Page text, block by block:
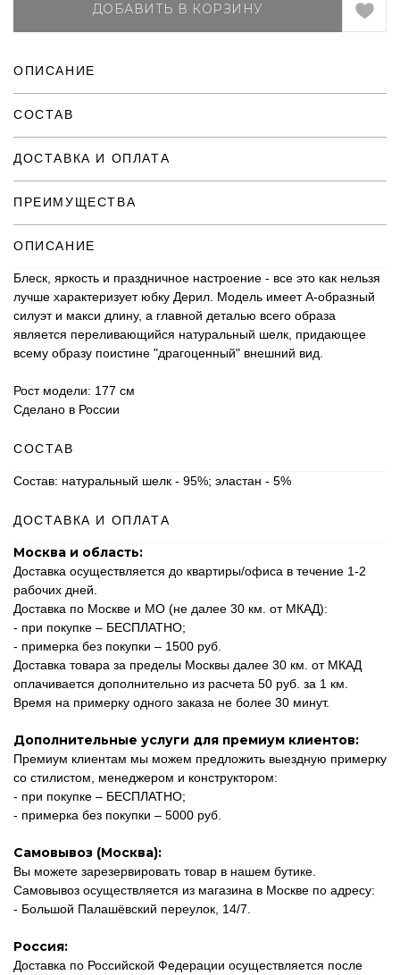
ДОБАВИТЬ В КОРЗИНУ
ОПИСАНИЕ
СОСТАВ
ДОСТАВКА И ОПЛАТА
ПРЕИМУЩЕСТВА
ОПИСАНИЕ
Блеск, яркость и праздничное настроение - все это как нельзя
лучше характеризует юбку Дерил. Модель имеет А-образный
силуэт и макси длину, а главной деталью всего образа
является переливающийся натуральный шелк, придающее
всему образу поистине "драгоценный" внешний вид.
Рост модели: 177 см
Сделано в России
СОСТАВ
Состав: натуральный шелк - 95%; эластан - 5%
ДОСТАВКА И ОПЛАТА
Москва и область:
Доставка осуществляется до квартиры/офиса в течение 1-2
рабочих дней.
Доставка по Москве и МО (не далее 30 км. от МКАД):
- при покупке – БЕСПЛАТНО;
- примерка без покупки – 1500 руб.
Доставка товара за пределы Москвы далее 30 км. от МКАД
оплачивается дополнительно из расчета 50 руб. за 1 км.
Время на примерку одного заказа не более 30 минут.
Дополнительные услуги для премиум клиентов:
Премиум клиентам мы можем предложить выездную примерку
со стилистом, менеджером и конструктором:
- при покупке – БЕСПЛАТНО;
- примерка без покупки – 5000 руб.
Самовывоз (Москва):
Вы можете зарезервировать товар в нашем бутике.
Самовывоз осуществляется из магазина в Москве по адресу:
- Большой Палашёвский переулок, 14/7.
Россия:
Доставка по Российской Федерации осуществляется после